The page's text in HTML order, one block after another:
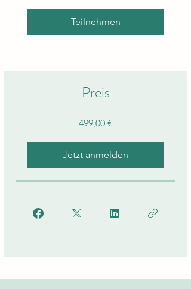
Teilnehmen
Preis
499,00 €
Jetzt anmelden